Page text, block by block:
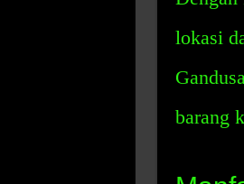
lokasi
barang